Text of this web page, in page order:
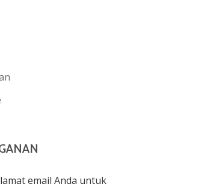
email Anda untuk